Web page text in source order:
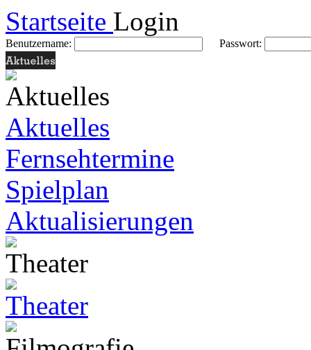
Startseite Login
Benutzername: Passwort:
Aktuelles
Fernsehtermine
Spielplan
Aktualisierungen